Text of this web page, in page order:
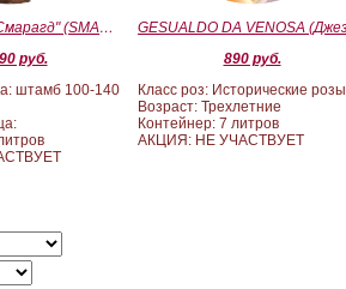
Туя западная "Смарагд" (SMARAGD) ШТАМБ 100-140
руб.
штамб 100-140
890 руб.
Класс роз: Исторические розы
Возраст: Трехлетние
Контейнер: 7 литров
АКЦИЯ: НЕ УЧАСТВУЕТ